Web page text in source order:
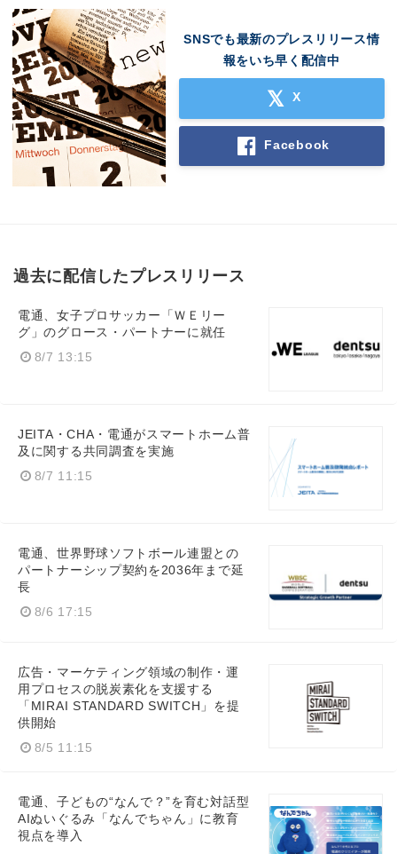
SNSでも最新のプレスリリース情
報をいち早く配信中
X
Facebook
過去に配信したプレスリリース
電通、女子プロサッカー「ＷＥリー
グ」のグロース・パートナーに就任
8/7 13:15
JEITA・CHA・電通がスマートホーム普
及に関する共同調査を実施
8/7 11:15
電通、世界野球ソフトボール連盟との
パートナーシップ契約を2036年まで延
長
8/6 17:15
広告・マーケティング領域の制作・運
用プロセスの脱炭素化を支援する
「MIRAI STANDARD SWITCH」を提
供開始
8/5 11:15
電通、子どもの“なんで？”を育む対話型
AIぬいぐるみ「なんでちゃん」に教育
視点を導入
English